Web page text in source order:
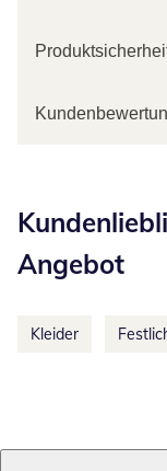
Angebot
Kleider